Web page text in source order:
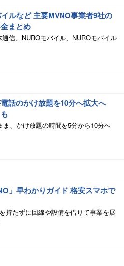
ルなど 主要MVNO事業者9社の
まとめ
信、NUROモバイル、NUROモバイル
話のかけ放題を10分へ拡大へ
ま、かけ放題の時間を5分から10分へ
」早わかりガイド 格安スマホで
持たずに回線や設備を借りて事業を展